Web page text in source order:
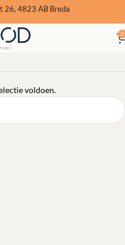
26, 4823 AB Breda
0
voldoen.